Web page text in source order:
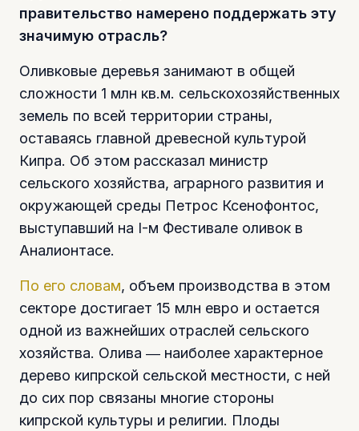
правительство намерено поддержать эту
значимую отрасль?
Оливковые деревья занимают в общей
сложности 1 млн кв.м. сельскохозяйственных
земель по всей территории страны,
оставаясь главной древесной культурой
Кипра. Об этом рассказал министр
сельского хозяйства, аграрного развития и
окружающей среды Петрос Ксенофонтос,
выступавший на I-м Фестивале оливок в
Аналионтасе.
По его словам, объем производства в этом
секторе достигает 15 млн евро и остается
одной из важнейших отраслей сельского
хозяйства. Олива ― наиболее характерное
дерево кипрской сельской местности, с ней
до сих пор связаны многие стороны
кипрской культуры и религии. Плоды